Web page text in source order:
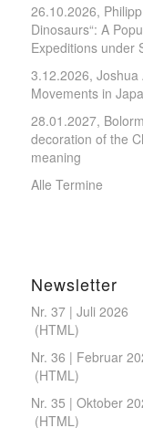
26.10.2026,
Dinosaurs“: A
Expeditions under
3.12.2026,
Movements in
28.01.2027,
decoration of the
meaning
Alle Termine
Newsletter
Nr. 37 | Juli 2026
(HTML )
Nr. 36 | Februar
(HTML )
Nr. 35 | Oktober
(HTML )